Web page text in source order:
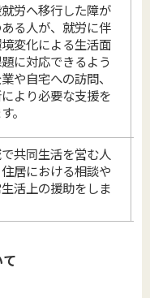
労へ移行した障が
る人が、就労に伴
変化による生活面
に対応できるよう
や自宅への訪問、
より必要な支援を
。
共同生活を営む人
居における相談や
活上の援助をしま